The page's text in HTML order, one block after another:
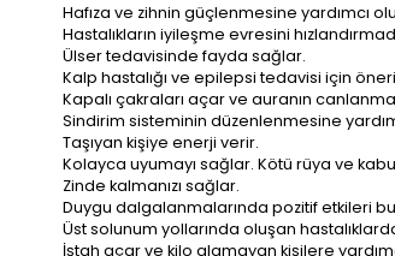
Hafıza ve zihnin güçlenmesine yardımcı
Hastalıkların iyileşme evresini
Ülser tedavisinde fayda sağlar.
Kalp hastalığı ve epilepsi tedavisi için
Kapalı çakraları açar ve auranın
Sindirim sisteminin düzenlenmesine
Taşıyan kişiye enerji verir.
Kolayca uyumayı sağlar. Kötü rüya ve
Zinde kalmanızı sağlar.
Duygu dalgalanmalarında pozitif etkileri
Üst solunum yollarında oluşan
İştah açar ve kilo alamayan kişilere